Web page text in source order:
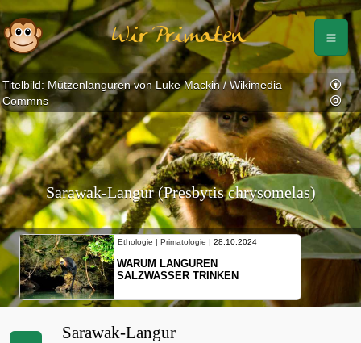
Wir Primaten
Sarawak-Langur (Presbytis chrysomelas)
Ethologie | Primatologie | 28.10.2024
WARUM LANGUREN
SALZWASSER TRINKEN
Titelbild: Mützenlanguren von Luke Mackin / Wikimedia
Commns
Sarawak-Langur